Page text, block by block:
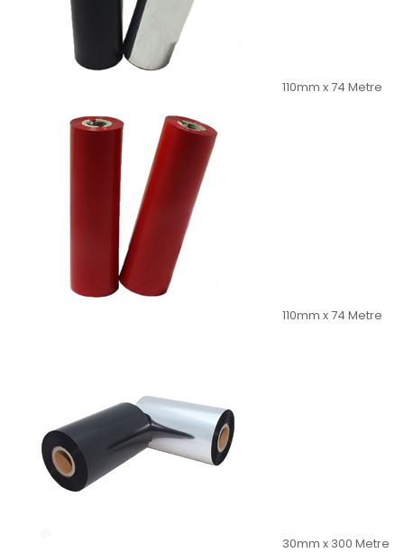
110mm x 74 Metre
110mm x 74 Metre
30mm x 300 Metre